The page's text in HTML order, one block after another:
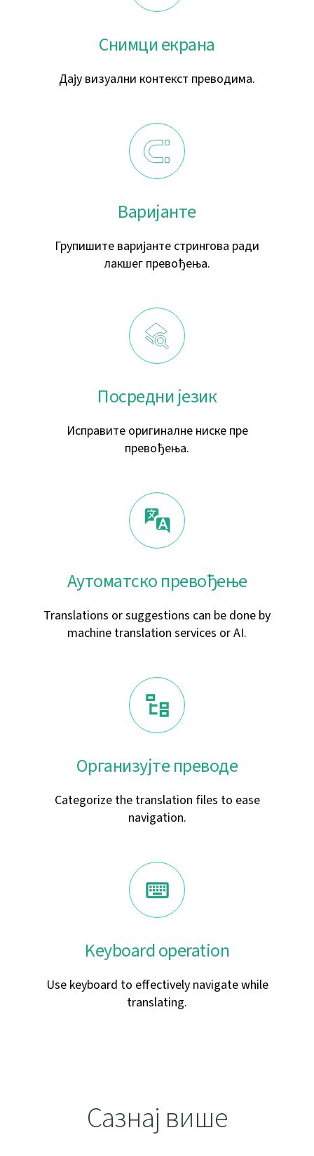
Снимци екрана
Дају визуални контекст преводима.
Варијанте
Групишите варијанте стрингова ради
лакшег превођења.
Посредни језик
Исправите оригиналне ниске пре
превођења.
Аутоматско превођење
Translations or suggestions can be done by
machine translation services or AI.
Организујте преводе
Categorize the translation files to ease
navigation.
Keyboard operation
Use keyboard to effectively navigate while
translating.
Сазнај више